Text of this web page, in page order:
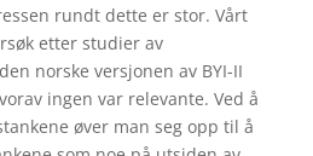
rundt dette er stor. Vårt
etter studier av
norske versjonen av BYI-II
ingen var relevante. Ved å
øver man seg opp til å